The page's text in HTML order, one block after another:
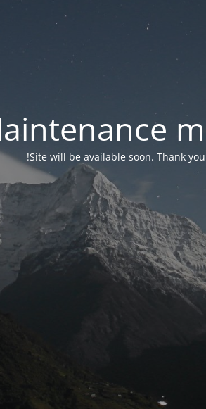
Site will be available soon. Thank